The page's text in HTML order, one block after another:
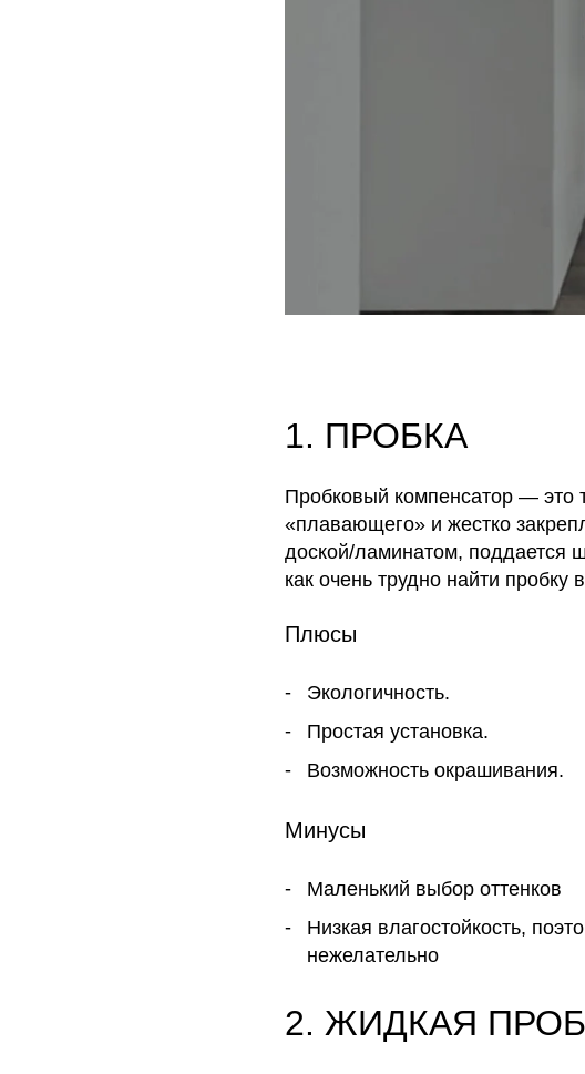
1. ПРОБКА
Пробковый компенсатор — это
«плавающего» и жестко
доской/ламинатом, поддается
как очень трудно найти пробку
Плюсы
Экологичность.
Простая установка.
Возможность окрашивания.
Минусы
Маленький выбор оттенков
Низкая влагостойкость,
нежелательно
2. ЖИДКАЯ